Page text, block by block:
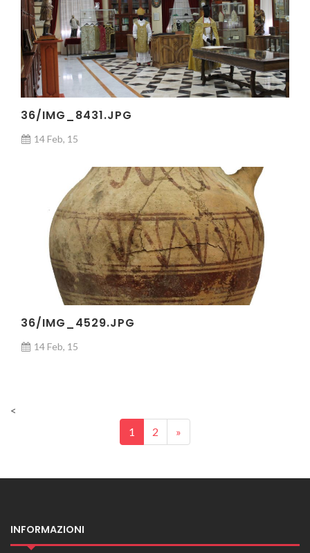
36/IMG_8431.JPG
14 Feb, 15
36/IMG_4529.JPG
14 Feb, 15
<
Posts navigation
1 2 »
INFORMAZIONI